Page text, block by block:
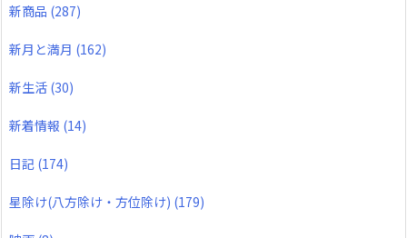
新商品 (287)
新月と満月 (162)
新生活 (30)
新着情報 (14)
日記 (174)
星除け(八方除け・方位除け) (179)